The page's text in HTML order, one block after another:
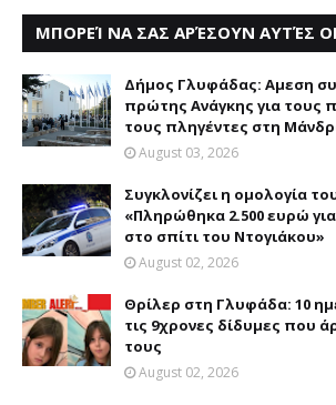
ΜΠΟΡΕΊ ΝΑ ΣΑΣ ΑΡΈΣΟΥΝ ΑΥΤΈΣ
Δήμος Γλυφάδας: Aμεση
πρώτης Aνάγκης για τους
τους πληγέντες στη
August 03, 2026
Συγκλονίζει η ομολογία
«Πληρώθηκα 2.500 ευρώ
στο σπίτι του Ντογιάκου»
August 02, 2026
Θρίλερ στη Γλυφάδα: 10
τις 9χρονες δίδυμες που
τους
August 02, 2026